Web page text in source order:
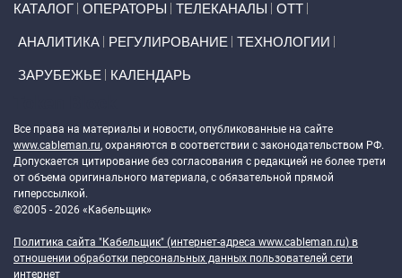
КАТАЛОГ ОПЕРАТОРЫ ТЕЛЕКАНАЛЫ ОТТ
АНАЛИТИКА РЕГУЛИРОВАНИЕ ТЕХНОЛОГИИ
ЗАРУБЕЖЬЕ КАЛЕНДАРЬ
Все права на материалы и новости, опубликованные на сайте
www.cableman.ru, охраняются в соответствии с законодательством РФ.
Допускается цитирование без согласования с редакцией не более трети
от объема оригинального материала, с обязательной прямой
гиперссылкой.
©2005 - 2026 «Кабельщик»
Политика сайта "Кабельщик" (интернет-адреса www.cableman.ru) в
отношении обработки персональных данных пользователей сети
интернет